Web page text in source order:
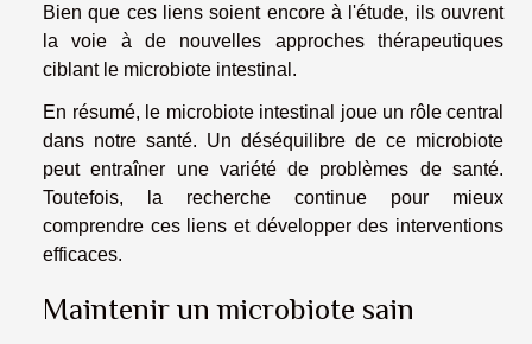
Bien que ces liens soient encore à l'étude, ils ouvrent
la voie à de nouvelles approches thérapeutiques
ciblant le microbiote intestinal.
En résumé, le microbiote intestinal joue un rôle central
dans notre santé. Un déséquilibre de ce microbiote
peut entraîner une variété de problèmes de santé.
Toutefois, la recherche continue pour mieux
comprendre ces liens et développer des interventions
efficaces.
Maintenir un microbiote sain